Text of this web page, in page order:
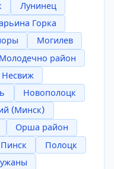
Лунинец
Горка
Могилев
Молодечно район
Несвиж
Новополоцк
(Минск)
Орша район
Пинск
Полоцк